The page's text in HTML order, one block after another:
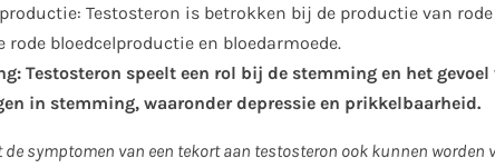
Testosteron is betrokken bij de productie van
bloedcelproductie en bloedarmoede.
Testosteron speelt een rol bij de stemming en het
in stemming, waaronder depressie en prikkelbaarheid.
symptomen van een tekort aan testosteron ook kunnen worden